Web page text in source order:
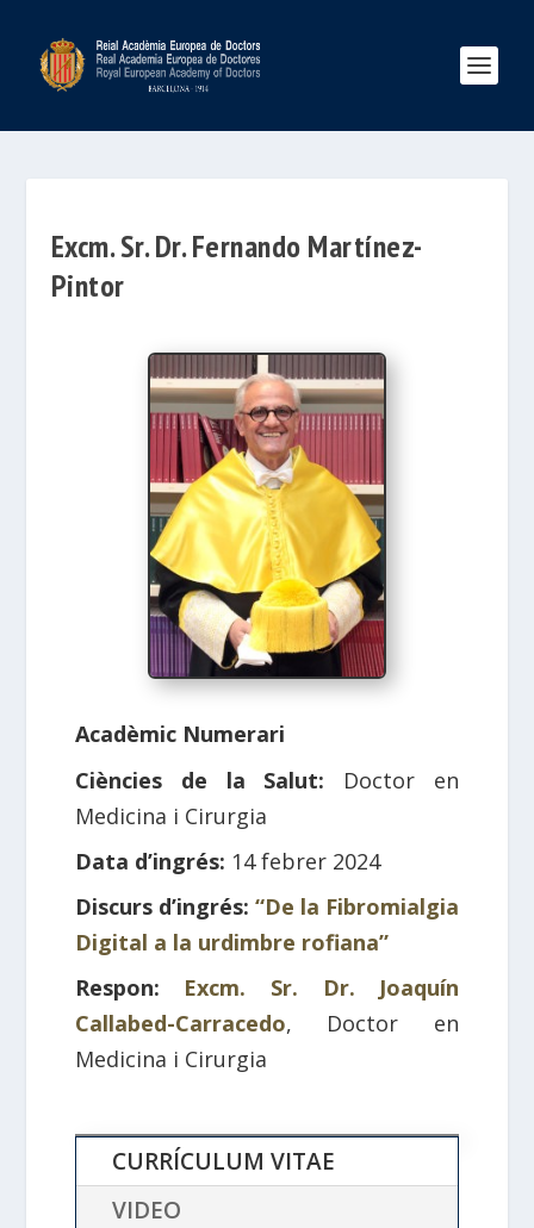
Excm. Sr. Dr. Fernando Martínez-
Pintor
Acadèmic Numerari
Ciències de la Salut: Doctor en
Medicina i Cirurgia
Data d’ingrés: 14 febrer 2024
Discurs d’ingrés: “De la Fibromialgia
Digital a la urdimbre rofiana”
Respon:
Excm. Sr. Dr. Joaquín
Callabed-Carracedo, Doctor en
Medicina i Cirurgia
CURRÍCULUM VITAE
VIDEO